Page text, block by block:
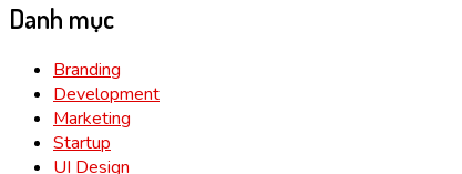
Danh mục
Branding
Development
Marketing
Startup
UI Design